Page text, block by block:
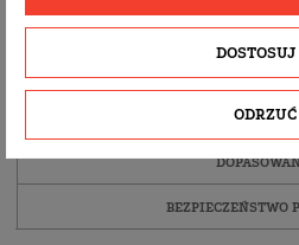
OPIS
BEZPIECZEŃSTWO
ODRZUĆ
DOSTOSUJ